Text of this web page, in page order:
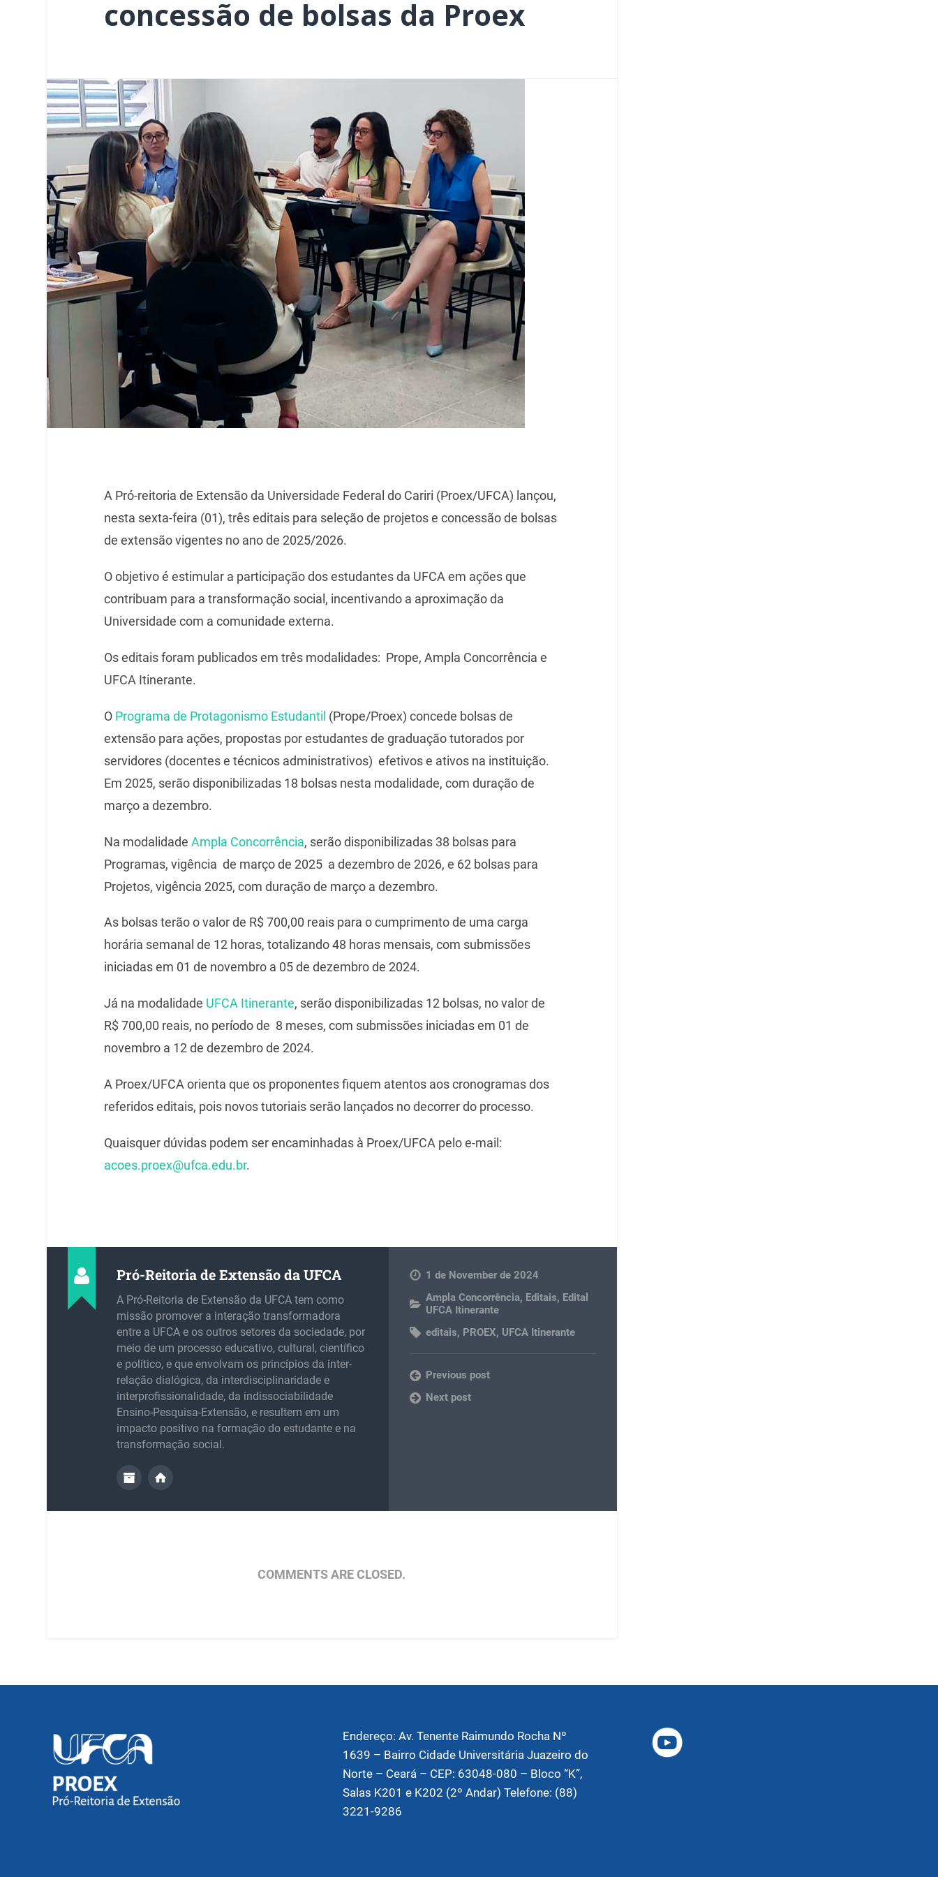
concessão de bolsas da Proex
A Pró-reitoria de Extensão da Universidade Federal do Cariri (Proex/UFCA) lançou,
nesta sexta-feira (01), três editais para seleção de projetos e concessão de bolsas
de extensão vigentes no ano de 2025/2026.
O objetivo é estimular a participação dos estudantes da UFCA em ações que
contribuam para a transformação social, incentivando a aproximação da
Universidade com a comunidade externa.
Os editais foram publicados em três modalidades: Prope, Ampla Concorrência e
UFCA Itinerante.
O Programa de Protagonismo Estudantil (Prope/Proex) concede bolsas de
extensão para ações, propostas por estudantes de graduação tutorados por
servidores (docentes e técnicos administrativos) efetivos e ativos na instituição.
Em 2025, serão disponibilizadas 18 bolsas nesta modalidade, com duração de
março a dezembro.
Na modalidade Ampla Concorrência, serão disponibilizadas 38 bolsas para
Programas, vigência de março de 2025 a dezembro de 2026, e 62 bolsas para
Projetos, vigência 2025, com duração de março a dezembro.
As bolsas terão o valor de R$ 700,00 reais para o cumprimento de uma carga
horária semanal de 12 horas, totalizando 48 horas mensais, com submissões
iniciadas em 01 de novembro a 05 de dezembro de 2024.
Já na modalidade UFCA Itinerante, serão disponibilizadas 12 bolsas, no valor de
R$ 700,00 reais, no período de 8 meses, com submissões iniciadas em 01 de
novembro a 12 de dezembro de 2024.
A Proex/UFCA orienta que os proponentes fiquem atentos aos cronogramas dos
referidos editais, pois novos tutoriais serão lançados no decorrer do processo.
Quaisquer dúvidas podem ser encaminhadas à Proex/UFCA pelo e-mail:
acoes.proex@ufca.edu.br.
Pró-Reitoria de Extensão da UFCA
A Pró-Reitoria de Extensão da UFCA tem como
missão promover a interação transformadora
entre a UFCA e os outros setores da sociedade, por
meio de um processo educativo, cultural, científico
e político, e que envolvam os princípios da inter-
relação dialógica, da interdisciplinaridade e
interprofissionalidade, da indissociabilidade
Ensino-Pesquisa-Extensão, e resultem em um
impacto positivo na formação do estudante e na
transformação social.
1 de November de 2024
Ampla Concorrência, Editais, Edital
UFCA Itinerante
editais, PROEX, UFCA Itinerante
Previous post
Next post
COMMENTS ARE CLOSED.
Endereço: Av. Tenente Raimundo Rocha Nº
1639 – Bairro Cidade Universitária Juazeiro do
Norte – Ceará – CEP: 63048-080 – Bloco “K”,
Salas K201 e K202 (2º Andar) Telefone: (88)
3221-9286